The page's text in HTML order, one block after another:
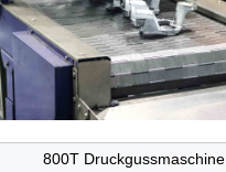
800T Druckgussmaschine